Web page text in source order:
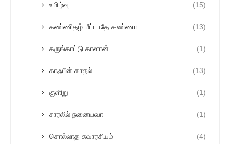
உமிழ்வு (15)
கண்ணிதழ் மீட்டாதே கண்ணா (13)
கருங்காட்டு காளான் (1)
காஃபீன் காதல் (13)
குளிறு (1)
சாரலில் நனையவா (1)
சொல்லாத சுவாரசியம் (4)